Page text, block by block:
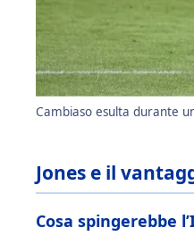
Cambiaso esulta durante
Jones e il
Cosa spingerebbe